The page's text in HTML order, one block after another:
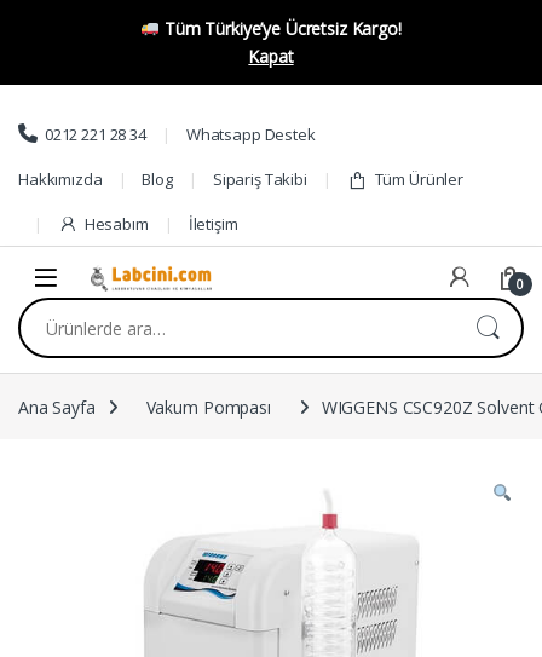
Tüm Türkiye’ye Ücretsiz Kargo!
Kapat
Skip to navigation
Skip to content
0212 221 28 34 Whatsapp Destek
Hakkımızda Blog Sipariş Takibi Tüm Ürünler
Hesabım İletişim
0
Ara:
Ana Sayfa Vakum Pompası WIGGENS CSC920Z